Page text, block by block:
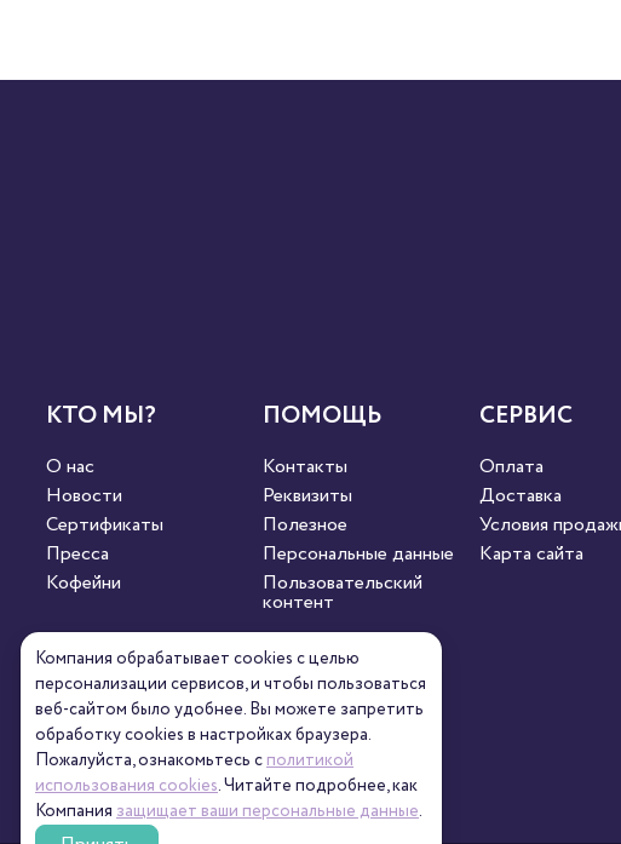
КТО МЫ?
О нас
Новости
Сертификаты
Пресса
Кофейни
ПОМОЩЬ
Контакты
Реквизиты
Полезное
Персональные данные
Пользовательский
контент
СЕРВИС
Оплата
Доставка
Условия
Карта сайта
СВЯЖИТЕСЬ С НАМИ
8 (800) 333-63-95 orders@torrefacto.ru
Компания обрабатывает cookies с целью
персонализации сервисов, и чтобы пользоваться
веб-сайтом было удобнее. Вы можете запретить
обработку сookies в настройках браузера.
Пожалуйста, ознакомьтесь сполитикой
использования cookies. Читайте подробнее, как
Компания защищает ваши персональные данные.